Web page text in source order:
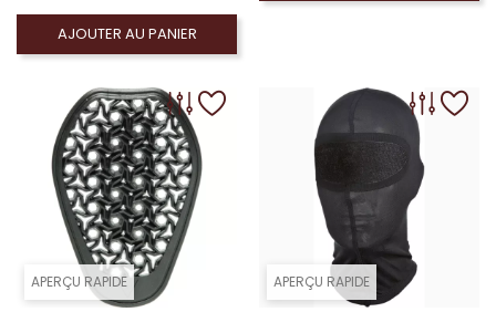
AJOUTER AU PANIER
APERÇU RAPIDE APERÇU RAPIDE